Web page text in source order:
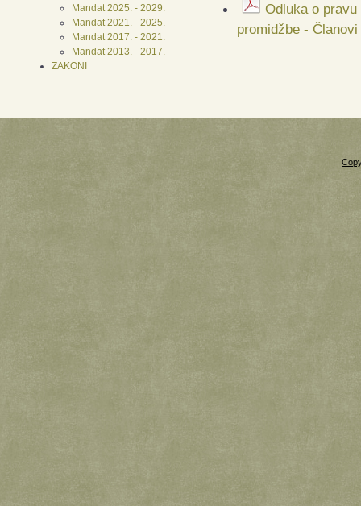
Mandat 2025. - 2029.
Mandat 2021. - 2025.
Mandat 2017. - 2021.
Mandat 2013. - 2017.
ZAKONI
Odluka o
promidžbe -